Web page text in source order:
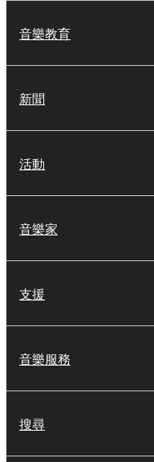
音樂教育
新聞
活動
音樂家
支援
音樂服務
搜尋